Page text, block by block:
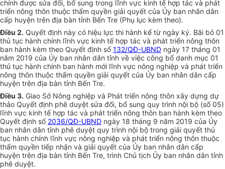
chính được sửa đổi, bổ sung trong lĩnh vực kinh tế hợp tác và phát
triển nông thôn thuộc thẩm quyền giải quyết của Ủy ban nhân dân
cấp huyện trên địa bàn tỉnh Bến Tre (Phụ lục kèm theo).
Điều 2. Quyết định này có hiệu lực thi hành kể từ ngày ký. Bãi bỏ 01
thủ tục hành chính lĩnh vực kinh tế hợp tác và phát triển nông thôn
ban hành kèm theo Quyết định số132/QĐ-UBND ngày 17 tháng 01
năm 2019 của Ủy ban nhân dân tỉnh về việc công bố danh mục 01
thủ tục hành chính ban hành mới lĩnh vực nông nghiệp và phát triển
nông thôn thuộc thẩm quyền giải quyết của Ủy ban nhân dân cấp
huyện trên địa bàn tỉnh Bến Tre.
Điều 3. Giao Sở Nông nghiệp và Phát triển nông thôn xây dựng dự
thảo Quyết định phê duyệt sửa đổi, bổ sung quy trình nội bộ (số 05)
lĩnh vực kinh tế hợp tác và phát triển nông thôn ban hành kèm theo
Quyết định số 2036/QĐ-UBND ngày 18 tháng 9 năm 2019 của Ủy
ban nhân dân tỉnh phê duyệt quy trình nội bộ trong giải quyết thủ
tục hành chính lĩnh vực nông nghiệp và phát triển nông thôn thuộc
thẩm quyền tiếp nhận và giải quyết của Ủy ban nhân dân cấp
huyện trên địa bàn tỉnh Bến Tre, trình Chủ tịch Ủy ban nhân dân tỉnh
phê duyệt.